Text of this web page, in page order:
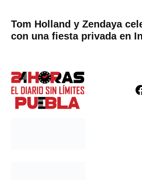
Tom Holland y Zendaya
con una fiesta privada en